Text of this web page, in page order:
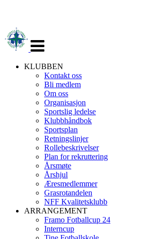
navigasjon
KLUBBEN
Kontakt oss
Bli medlem
Om oss
Organisasjon
Sportslig ledelse
Klubbhåndbok
Sportsplan
Retningslinjer
Rollebeskrivelser
Plan for rekruttering
Årsmøte
Årshjul
Æresmedlemmer
Grasrotandelen
NFF Kvalitetsklubb
ARRANGEMENT
Framo Fotballcup 24
Interncup